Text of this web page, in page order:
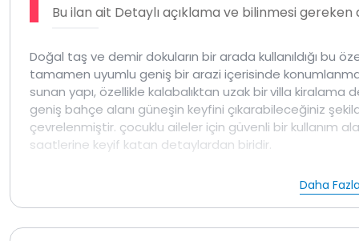
Bu ilan ait Detaylı açıklama ve bilinmesi
Doğal taş ve demir dokuların bir arada kullanıldığı bu
tamamen uyumlu geniş bir arazi içerisinde
sunan yapı, özellikle kalabalıktan uzak birvilla kiralama
geniş bahçe alanı güneşin keyfini çıkarabileceğiniz
çevrelenmiştir. çocuklu aileler için güvenli bir kullanım
saatlerine keyif katan detaylardan biridir.
mutfak oturma alanı teras ve ebeveyn banyolu bir
üç yatak odası bulunmaktadır. Toplamda 8 kişilik
bahçe tamamen size aittir. İnternet, elektrik su ve gaz
Daha